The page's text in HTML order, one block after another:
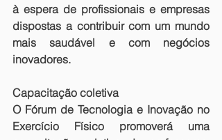
à espera de profissionais e empresas
dispostas a contribuir com um mundo
mais saudável e com negócios
inovadores.
Capacitação coletiva
O Fórum de Tecnologia e Inovação no
Exercício Físico promoverá uma